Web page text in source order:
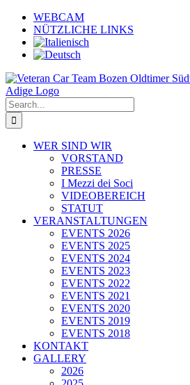
Skip
content
WEBCAM
NÜTZLICHE LINKS
Search
for:
WER SIND WIR
VORSTAND
PRESSE
I Mezzi dei Soci
VIDEOBEREICH
STATUT
VERANSTALTUNGEN
EVENTS 2026
EVENTS 2025
EVENTS 2024
EVENTS 2023
EVENTS 2022
EVENTS 2021
EVENTS 2020
EVENTS 2019
EVENTS 2018
KONTAKT
GALLERY
2026